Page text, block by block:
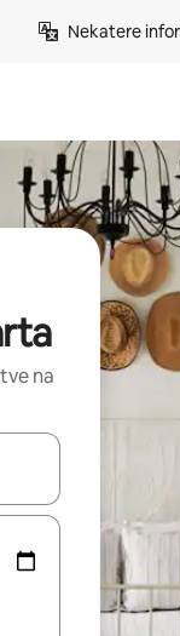
Nekatere
na
gor in dol ali